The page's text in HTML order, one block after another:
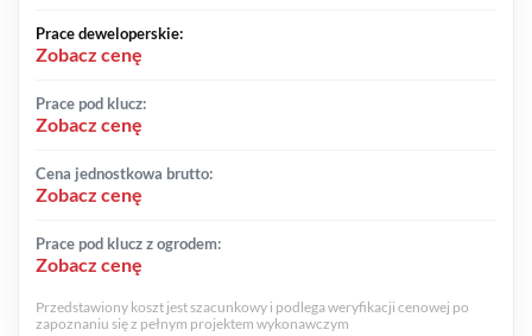
Prace deweloperskie:
Zobacz cenę
Prace pod klucz:
Zobacz cenę
Cena jednostkowa brutto:
Zobacz cenę
Prace pod klucz z ogrodem:
Zobacz cenę
Przedstawiony koszt jest szacunkowy i podlega weryfikacji cenowej po
zapoznaniu się z pełnym projektem wykonawczym